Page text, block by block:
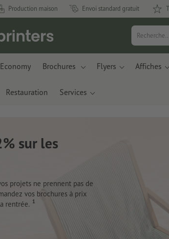
Production maison Envoi standard gratuit
Economy Brochures Flyers Affiches
Restauration Services
Nouveau : Carnets